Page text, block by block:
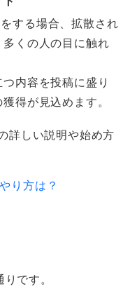
する場合、拡散され
くの人の目に触れ
内容を投稿に盛り
得が見込めます。
詳しい説明や始め方
り方は？
です。